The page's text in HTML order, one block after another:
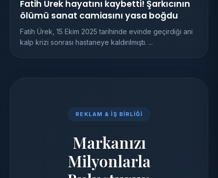
Fatih Ürek hayatını kaybetti! Şarkıcının
ölümü sanat camiasını yasa boğdu
Fatih Ürek, 15 Ekim 2025 tarihinde evinde geçirdiği ani
kalp krizi sonrası hastaneye kaldırılmıştı. ...
REKLAM & İŞ BIRLIĞI
Markanızı
Milyonlarla